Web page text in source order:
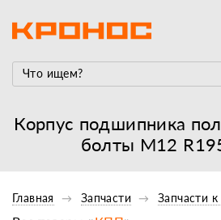
Корпус подшипника
болты М12
Главная Запчасти Запчасти